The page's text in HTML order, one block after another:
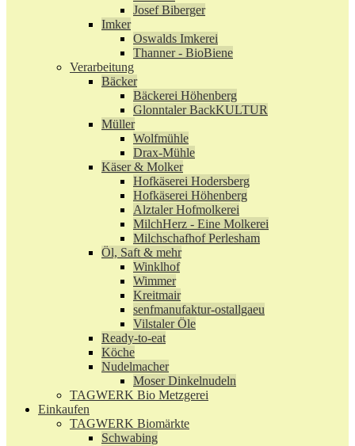
Josef Biberger
Imker
Oswalds Imkerei
Thanner - BioBiene
Verarbeitung
Bäcker
Bäckerei Höhenberg
Glonntaler BackKULTUR
Müller
Wolfmühle
Drax-Mühle
Käser & Molker
Hofkäserei Hodersberg
Hofkäserei Höhenberg
Alztaler Hofmolkerei
MilchHerz - Eine Molkerei
Milchschafhof Perlesham
Öl, Saft & mehr
Winklhof
Wimmer
Kreitmair
senfmanufaktur-ostallgaeu
Vilstaler Öle
Ready-to-eat
Köche
Nudelmacher
Moser Dinkelnudeln
TAGWERK Bio Metzgerei
Einkaufen
TAGWERK Biomärkte
Schwabing